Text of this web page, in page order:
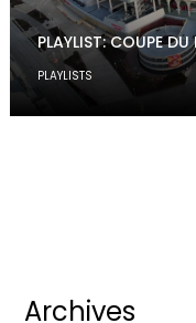
PLAYLIST: COUPE
PLAYLISTS
Archives